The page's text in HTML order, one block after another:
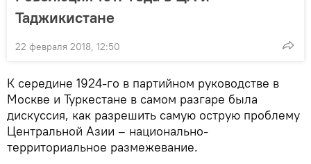
Таджикистане
22 февраля 2018, 12:50
К середине 1924-го в партийном руководстве в
Москве и Туркестане в самом разгаре была
дискуссия, как разрешить самую острую проблему
Центральной Азии – национально-
территориальное размежевание.